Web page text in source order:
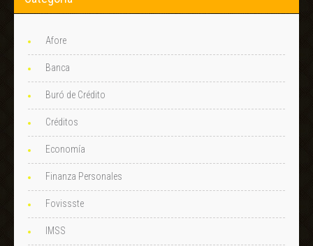
Afore
Banca
Buró de Crédito
Créditos
Economía
Finanza Personales
Fovissste
IMSS